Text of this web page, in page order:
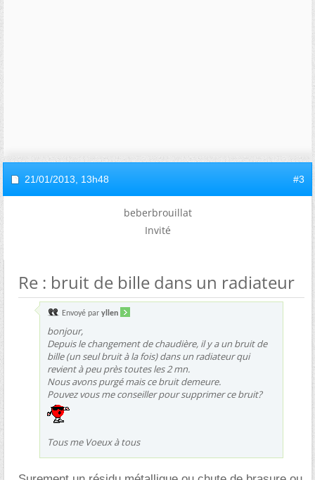
21/01/2013, 13h48 #3
beberbrouillat
Invité
Re : bruit de bille dans un radiateur
Envoyé par yllen
bonjour,
Depuis le changement de chaudière, il y a un bruit de
bille (un seul bruit à la fois) dans un radiateur qui
revient à peu près toutes les 2 mn.
Nous avons purgé mais ce bruit demeure.
Pouvez vous me conseiller pour supprimer ce bruit?
Tous me Voeux à tous